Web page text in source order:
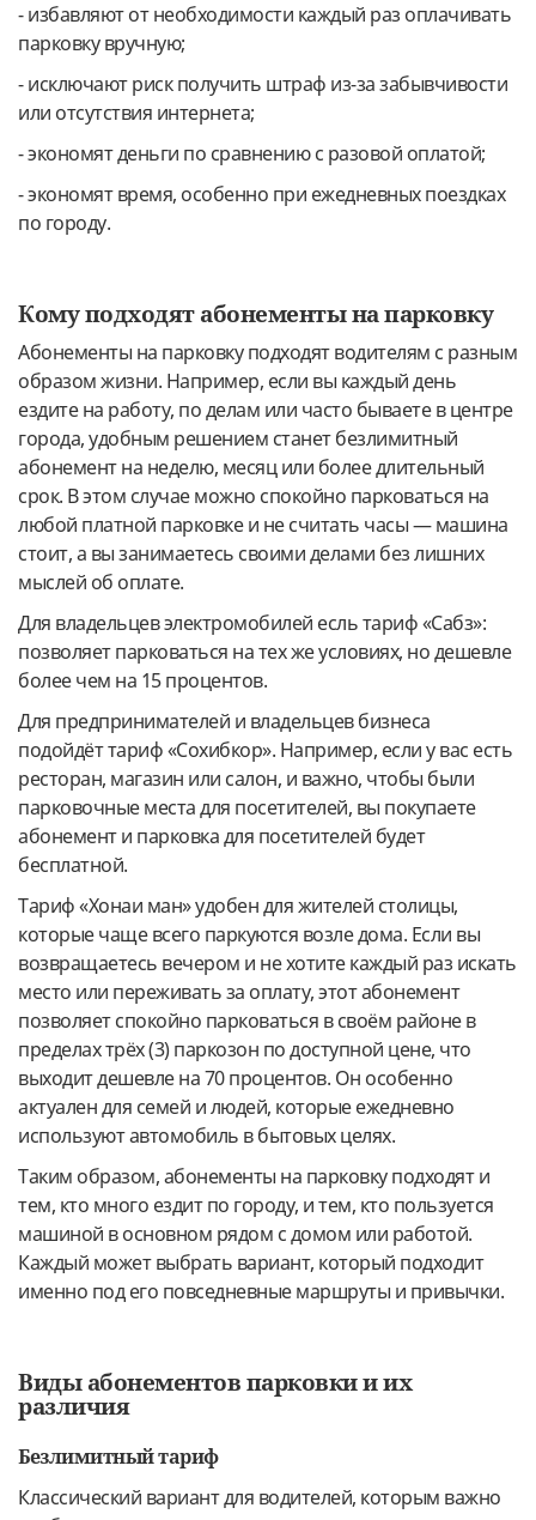
- избавляют от необходимости каждый раз оплачивать
парковку вручную;
- исключают риск получить штраф из-за забывчивости
или отсутствия интернета;
- экономят деньги по сравнению с разовой оплатой;
- экономят время, особенно при ежедневных поездках
по городу.
Кому подходят абонементы на парковку
Абонементы на парковку подходят водителям с разным
образом жизни. Например, если вы каждый день
ездите на работу, по делам или часто бываете в центре
города, удобным решением станет безлимитный
абонемент на неделю, месяц или более длительный
срок. В этом случае можно спокойно парковаться на
любой платной парковке и не считать часы — машина
стоит, а вы занимаетесь своими делами без лишних
мыслей об оплате.
Для владельцев электромобилей есль тариф «Сабз»:
позволяет парковаться на тех же условиях, но дешевле
более чем на 15 процентов.
Для предпринимателей и владельцев бизнеса
подойдёт тариф «Сохибкор». Например, если у вас есть
ресторан, магазин или салон, и важно, чтобы были
парковочные места для посетителей, вы покупаете
абонемент и парковка для посетителей будет
бесплатной.
Тариф «Хонаи ман» удобен для жителей столицы,
которые чаще всего паркуются возле дома. Если вы
возвращаетесь вечером и не хотите каждый раз искать
место или переживать за оплату, этот абонемент
позволяет спокойно парковаться в своём районе в
пределах трёх (3) паркозон по доступной цене, что
выходит дешевле на 70 процентов. Он особенно
актуален для семей и людей, которые ежедневно
используют автомобиль в бытовых целях.
Таким образом, абонементы на парковку подходят и
тем, кто много ездит по городу, и тем, кто пользуется
машиной в основном рядом с домом или работой.
Каждый может выбрать вариант, который подходит
именно под его повседневные маршруты и привычки.
Виды абонементов парковки и их
различия
Безлимитный тариф
Классический вариант для водителей, которым важно